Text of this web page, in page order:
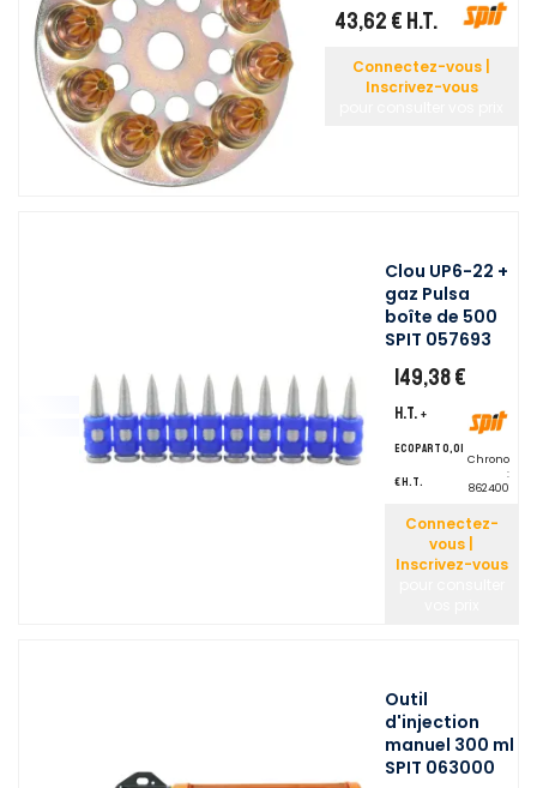
43,62 € H.T.
Connectez-vous |
Inscrivez-vous
Clou UP6-22 +
gaz Pulsa
boîte de 500
SPIT 057693
149,38 €
H.T. +
ecopart 0,01
€ H.T.
Chrono
:
862400
Connectez-
vous |
Inscrivez-vous
Outil
d'injection
manuel 300 ml
SPIT 063000